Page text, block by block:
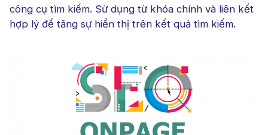
công cụ tìm kiếm. Sử dụng từ khóa chính và liên kết
hợp lý để tăng sự hiển thị trên kết quả tìm kiếm.